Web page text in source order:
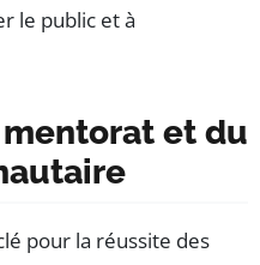
le public et à
mentorat et du
pour la réussite des